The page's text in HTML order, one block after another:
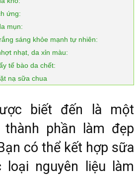
ứng:
mụn:
sáng khỏe mạnh tự nhiên:
nhạt, da xỉn màu:
tế bào da chết:
nạ sữa chua
biết đến là một
phần làm đẹp
có thể kết hợp sữa
loại nguyên liệu làm